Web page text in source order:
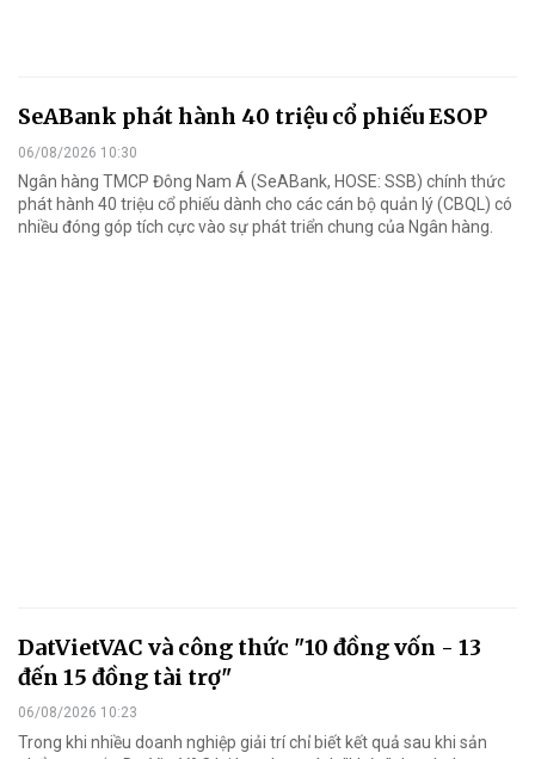
SeABank phát hành 40 triệu cổ phiếu ESOP
06/08/2026 10:30
Ngân hàng TMCP Đông Nam Á (SeABank, HOSE: SSB) chính thức
phát hành 40 triệu cổ phiếu dành cho các cán bộ quản lý (CBQL) có
nhiều đóng góp tích cực vào sự phát triển chung của Ngân hàng.
DatVietVAC và công thức "10 đồng vốn - 13
đến 15 đồng tài trợ"
06/08/2026 10:23
Trong khi nhiều doanh nghiệp giải trí chỉ biết kết quả sau khi sản